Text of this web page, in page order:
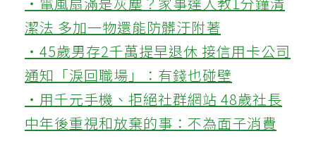
潔法 多加一物還能防髒汙附著
‧45歲男存2千萬提早退休 接信用卡公司
通知「淚回職場」：有錢也碰壁
‧用千元手機、拒絕社群網站 48歲社長
中年後重視和放棄的事：不為面子消費